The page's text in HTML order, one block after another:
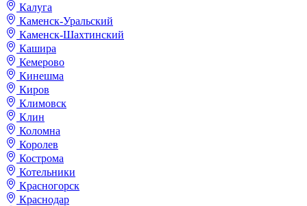
Калуга
Каменск-Уральский
Каменск-Шахтинский
Кашира
Кемерово
Кинешма
Киров
Климовск
Клин
Коломна
Королев
Кострома
Котельники
Красногорск
Краснодар